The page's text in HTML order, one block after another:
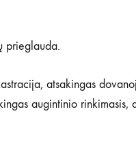
prieglauda.
atsakingas
augintinio rinkimasis,